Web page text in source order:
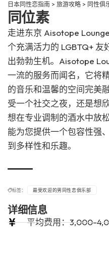
日本同性恋指南 > 旅游攻略 > 同性俱
同位素
走进东京 Aisotope
个充满活力的 LGBTQ+
出勃勃生机。Aisotope
一流的服务而闻名，它将
的音乐和温馨的空间完美
受一个社交之夜，还是想
想在专业调制的酒水中放
能为您提供一个包容性强
到多样性和乐趣。
标签： 最受欢迎的男同性恋俱乐部
详细信息
平均费用：3,000-